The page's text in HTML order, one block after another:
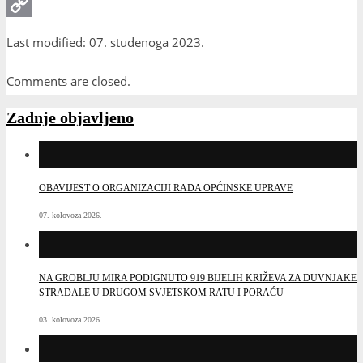
Print
Last modified: 07. studenoga 2023.
Comments are closed.
Zadnje objavljeno
OBAVIJEST O ORGANIZACIJI RADA OPĆINSKE UPRAVE
07. kolovoza 2026.
NA GROBLJU MIRA PODIGNUTO 919 BIJELIH KRIŽEVA ZA DUVNJAKE
STRADALE U DRUGOM SVJETSKOM RATU I PORAĆU
03. kolovoza 2026.